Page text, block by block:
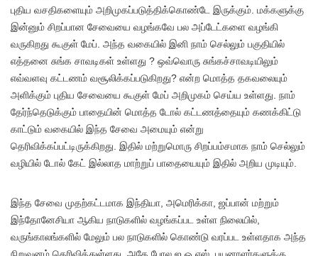
புதிய வசதிகளையும் அறிமுகப்படுத்திக்கொண்டே இருக்கும். மக்களுக்கு
இன்னும் சிறப்பான சேவையை வழங்கவே பல அப்டேட்களை வழங்கி
வருகிறது கூகுள் மேப். அந்த வகையில் இனி நாம் செல்லும் பகுதியில்
எத்தனை சுங்க சாவடிகள் உள்ளது ? ஒவ்வொரு சுங்கச்சாவடியிலும்
எவ்வளவு கட்டணம் வசூலிக்கப்படுகிறது? என்ற மொத்த தகவலையும்
அளிக்கும் புதிய சேவையை கூகுள் மேப் அறிமுகம் செய்ய உள்ளது. நாம்
தேர்ந்தெடுக்கும் பாதையின் மொத்த டோல் கட்டணத்தையும் கணக்கிட்டு
காட்டும் வகையில் இந்த சேவை அமையும் என்று
தெரிவிக்கப்பட்டிருக்கிறது. இதில் மற்றுமொரு சிறப்பம்சமாக நாம் செல்லும்
வழியில் டோல் கேட் இல்லாத மாற்றுப் பாதையையும் இதில் அறிய முடியும்.
இந்த சேவை முதற்கட்டமாக இந்தியா, அமெரிக்கா, ஜப்பான் மற்றும்
இந்தோனேசியா ஆகிய நாடுகளில் வழங்கப்பட உள்ள நிலையில்,
வருங்காலங்களில் மேலும் பல நாடுகளில் கொண்டு வரப்பட உள்ளதாக அந்த